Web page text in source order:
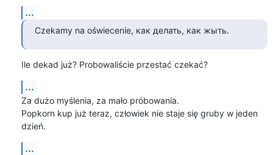
...
Czekamy na oświecenie, как делать, как жыть.
Ile dekad już? Probowaliście przestać czekać?
...
Za dużo myślenia, za mało próbowania.
Popkorn kup już teraz, człowiek nie staje się gruby w jeden
dzień.
...